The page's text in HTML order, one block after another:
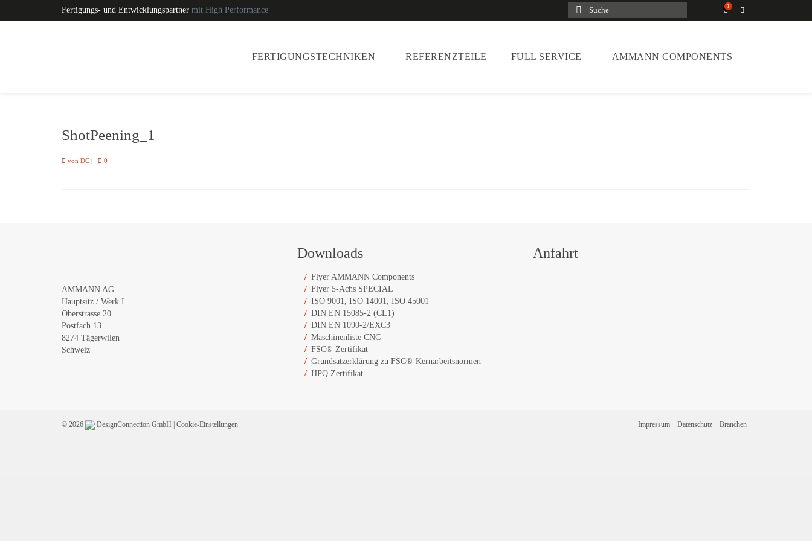
Fertigungs- und Entwicklungspartner mit High Performance
Suche
nach:
FERTIGUNGSTECHNIKEN REFERENZTEILE FULL SERVICE AMMANN COMPONENTS
ShotPeening_1
von DC | 0
AMMANN AG
Hauptsitz / Werk I
Oberstrasse 20
Postfach 13
8274 Tägerwilen
Schweiz
Downloads
Flyer AMMANN Components
Flyer 5-Achs SPECIAL
ISO 9001, ISO 14001, ISO 45001
DIN EN 15085-2 (CL1)
DIN EN 1090-2/EXC3
Maschinenliste CNC
FSC® Zertifikat
Grundsatzerklärung zu FSC®-Kernarbeitsnormen
HPQ Zertifikat
Anfahrt
Impressum Datenschutz Branchen
© 2026 DesignConnection GmbH Cookie-Einstellungen